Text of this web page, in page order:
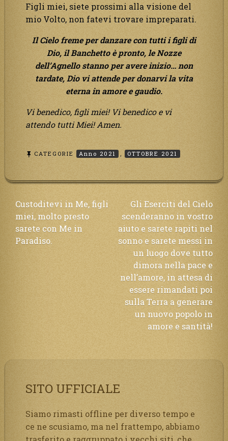
Figli miei, siete prossimi alla visione del
mio Volto, non fatevi trovare impreparati.
Il Cielo freme per danzare con tutti i figli di
Dio, il Banchetto è pronto, le Nozze
dell’Agnello stanno per avere inizio… non
tardate, Dio vi attende per donarvi la vita
eterna in amore e gaudio.
Vi benedico, figli miei! Vi benedico e vi
attendo tutti Miei! Amen.
CATEGORIE Anno 2021 , OTTOBRE 2021
Navigazione
articoli
Custoditevi in Me, figli
miei, molto presto
sarete con Me in
Paradiso.
Gli Eserciti del Cielo
scenderanno in vostro
aiuto e sarete rapiti nel
sonno e sarete messi in
un luogo dove tutto
dimora nella pace e
nell’amore, in attesa di
essere rimandati poi
sulla Terra a generare
un nuovo popolo in
amore e santità!
SITO UFFICIALE
Siamo rimasti offline per diverso tempo e
ce ne scusiamo, ma nel frattempo, abbiamo